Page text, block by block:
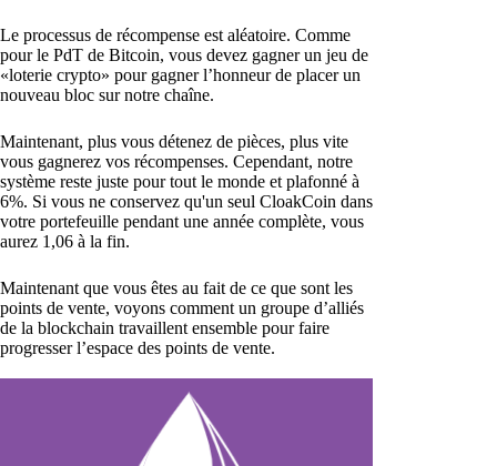
Le processus de récompense est aléatoire. Comme
pour le PdT de Bitcoin, vous devez gagner un jeu de
«loterie crypto» pour gagner l’honneur de placer un
nouveau bloc sur notre chaîne.
Maintenant, plus vous détenez de pièces, plus vite
vous gagnerez vos récompenses. Cependant, notre
système reste juste pour tout le monde et plafonné à
6%. Si vous ne conservez qu'un seul CloakCoin dans
votre portefeuille pendant une année complète, vous
aurez 1,06 à la fin.
Maintenant que vous êtes au fait de ce que sont les
points de vente, voyons comment un groupe d’alliés
de la blockchain travaillent ensemble pour faire
progresser l’espace des points de vente.